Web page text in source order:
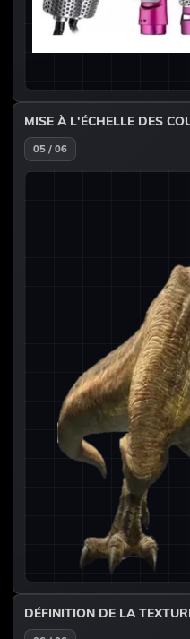
MISE À L'ÉCHELLE DES
05 / 06
DÉFINITION DE LA